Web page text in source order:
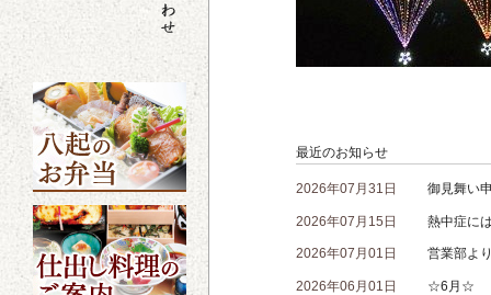
最近のお知らせ
2026年07月31日 御見舞い
2026年07月15日 熱中症に
2026年07月01日 営業部よ
2026年06月01日 ☆6月☆